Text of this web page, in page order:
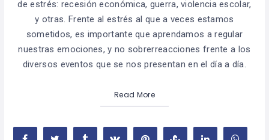
de estrés: recesión económica, guerra, violencia escolar,
y otras. Frente al estrés al que a veces estamos
sometidos, es importante que aprendamos a regular
nuestras emociones, y no sobrerreacciones frente a los
diversos eventos que se nos presentan en el día a día.
Read More